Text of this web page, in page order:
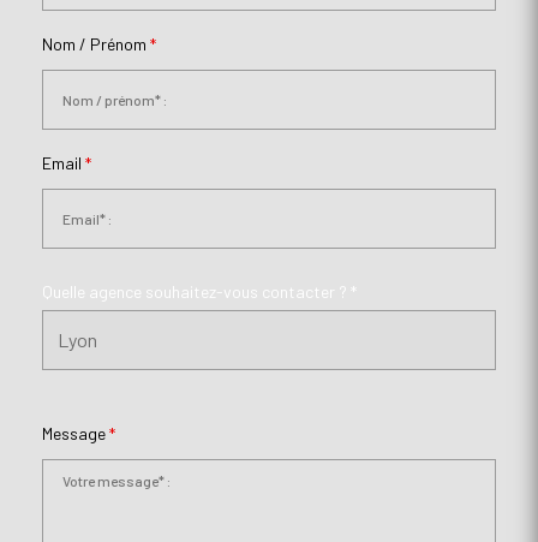
Nom / Prénom *
Email *
Quelle agence souhaitez-vous contacter ? *
Message*